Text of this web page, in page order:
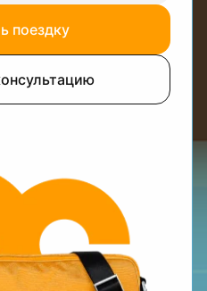
поездку